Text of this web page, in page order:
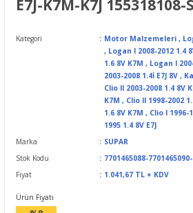
E7J-K7M-K7J 155318108-
Kategori Motor Malzemeleri ,
, Logan I 2008-2012 1.4
1.6 8V K7M , Logan I
2003-2008 1.4İ E7J 8V ,
Clio II 2003-2008 1.4 8V
K7M , Clio II 1998-2002
1.6 8V K7M , Clio I 1996-
1995 1.4 8V E7J
Marka
SUPAR
Stok Kodu
7701465088-
Fiyat
1.041,67 TL + KDV
Ürün Fiyatı